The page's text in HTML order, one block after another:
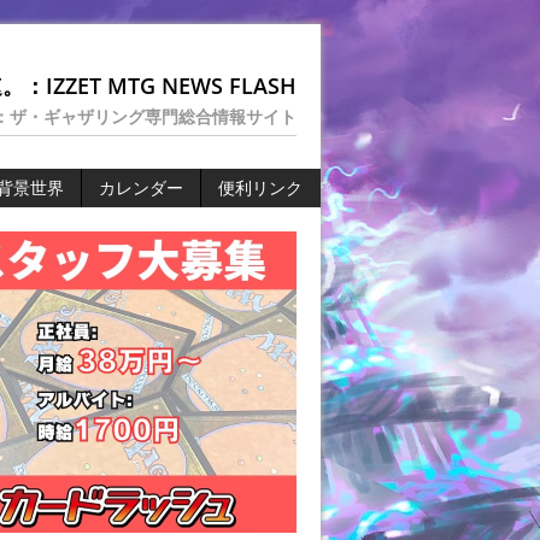
：IZZET MTG NEWS FLASH
ザ・ギャザリング専門総合情報サイト
景世界 カレンダー 便利リンク